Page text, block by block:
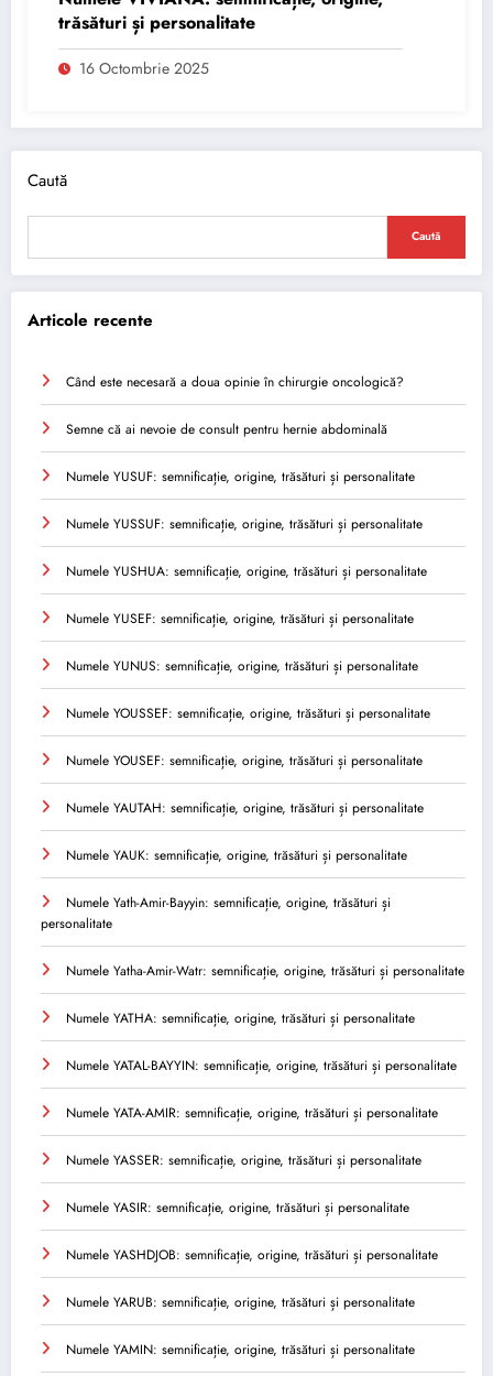
trăsături și personalitate
16 Octombrie 2025
Caută
Caută
Articole recente
Când este necesară a doua opinie în chirurgie oncologică?
Semne că ai nevoie de consult pentru hernie abdominală
Numele YUSUF: semnificație, origine, trăsături și personalitate
Numele YUSSUF: semnificație, origine, trăsături și personalitate
Numele YUSHUA: semnificație, origine, trăsături și personalitate
Numele YUSEF: semnificație, origine, trăsături și personalitate
Numele YUNUS: semnificație, origine, trăsături și personalitate
Numele YOUSSEF: semnificație, origine, trăsături și personalitate
Numele YOUSEF: semnificație, origine, trăsături și personalitate
Numele YAUTAH: semnificație, origine, trăsături și personalitate
Numele YAUK: semnificație, origine, trăsături și personalitate
Numele Yath-Amir-Bayyin: semnificație, origine, trăsături și
personalitate
Numele Yatha-Amir-Watr: semnificație, origine, trăsături și personalitate
Numele YATHA: semnificație, origine, trăsături și personalitate
Numele YATAL-BAYYIN: semnificație, origine, trăsături și personalitate
Numele YATA-AMIR: semnificație, origine, trăsături și personalitate
Numele YASSER: semnificație, origine, trăsături și personalitate
Numele YASIR: semnificație, origine, trăsături și personalitate
Numele YASHDJOB: semnificație, origine, trăsături și personalitate
Numele YARUB: semnificație, origine, trăsături și personalitate
Numele YAMIN: semnificație, origine, trăsături și personalitate